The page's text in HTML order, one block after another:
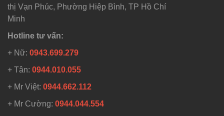
thị Vạn Phúc, Phường Hiệp Bình, TP Hồ Chí
Minh
Hotline tư vấn:
+ Nữ: 0943.699.279
+ Tân: 0944.010.055
+ Mr Việt: 0944.662.112
+ Mr Cường: 0944.044.554